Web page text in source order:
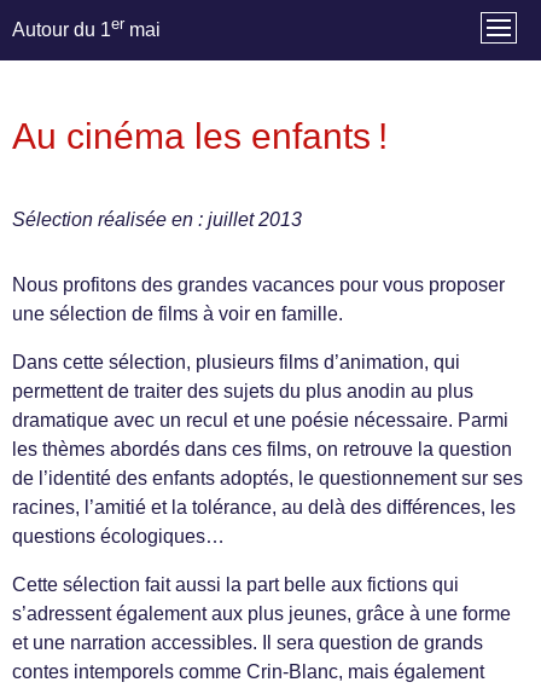
Autour du 1er mai
Au cinéma les enfants !
Sélection réalisée en : juillet 2013
Nous profitons des grandes vacances pour vous proposer
une sélection de films à voir en famille.
Dans cette sélection, plusieurs films d’animation, qui
permettent de traiter des sujets du plus anodin au plus
dramatique avec un recul et une poésie nécessaire. Parmi
les thèmes abordés dans ces films, on retrouve la question
de l’identité des enfants adoptés, le questionnement sur ses
racines, l’amitié et la tolérance, au delà des différences, les
questions écologiques…
Cette sélection fait aussi la part belle aux fictions qui
s’adressent également aux plus jeunes, grâce à une forme
et une narration accessibles. Il sera question de grands
contes intemporels comme Crin-Blanc, mais également